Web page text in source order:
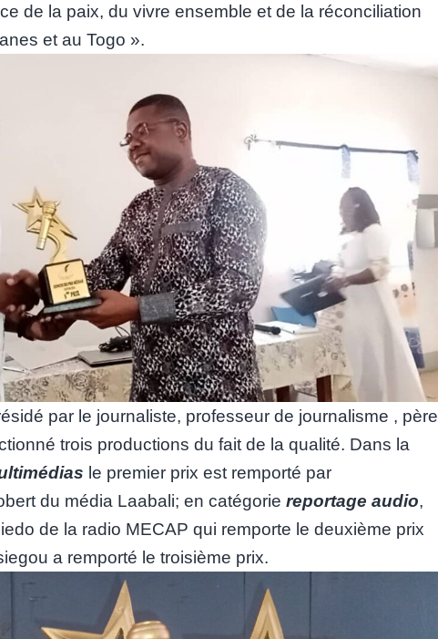
de la paix, du vivre ensemble et de la réconciliation
et au Togo ».
par le journaliste, professeur de journalisme , père
trois productions du fait de la qualité. Dans la
le premier prix est remporté par
du média Laabali; en catégorie reportage audio,
de la radio MECAP qui remporte le deuxième prix
a remporté le troisième prix.